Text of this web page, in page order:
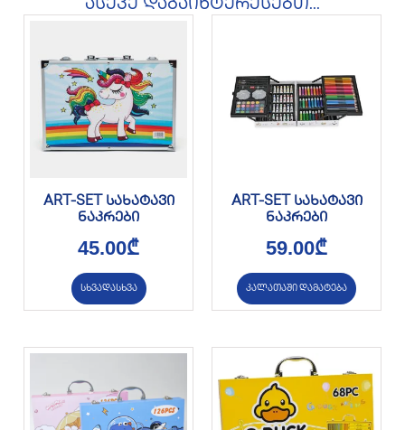
ასევე დაგაინტერესებთ...
ART-SET სახატავი
ნაკრები
45.00₾
სხვადასხვა
ART-SET სახატავი
ნაკრები
59.00₾
კალათაში დამატება